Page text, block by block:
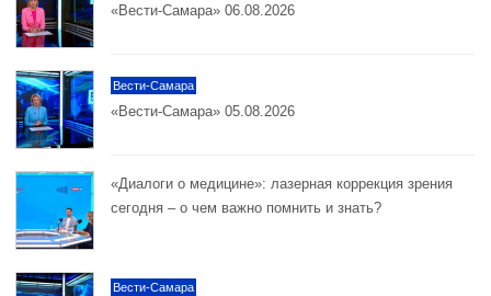
«Вести-Самара» 06.08.2026
Вести-Самара
«Вести-Самара» 05.08.2026
«Диалоги о медицине»: лазерная коррекция зрения
сегодня – о чем важно помнить и знать?
Вести-Самара